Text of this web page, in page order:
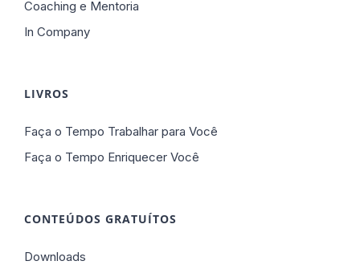
Coaching e Mentoria
In Company
LIVROS
Faça o Tempo Trabalhar para Você
Faça o Tempo Enriquecer Você
CONTEÚDOS GRATUÍTOS
Downloads